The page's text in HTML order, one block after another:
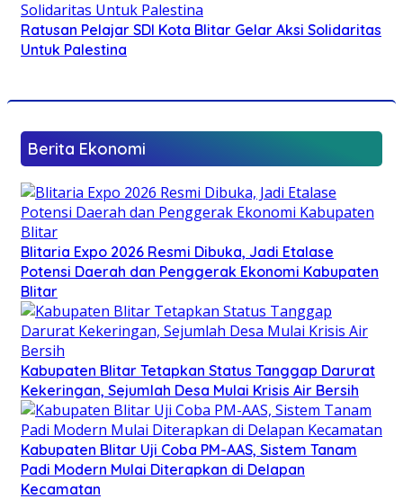
Ratusan Pelajar SDI Kota Blitar Gelar Aksi Solidaritas
Untuk Palestina
Berita Ekonomi
Blitaria Expo 2026 Resmi Dibuka, Jadi Etalase
Potensi Daerah dan Penggerak Ekonomi Kabupaten
Blitar
Kabupaten Blitar Tetapkan Status Tanggap Darurat
Kekeringan, Sejumlah Desa Mulai Krisis Air Bersih
Kabupaten Blitar Uji Coba PM-AAS, Sistem Tanam
Padi Modern Mulai Diterapkan di Delapan
Kecamatan